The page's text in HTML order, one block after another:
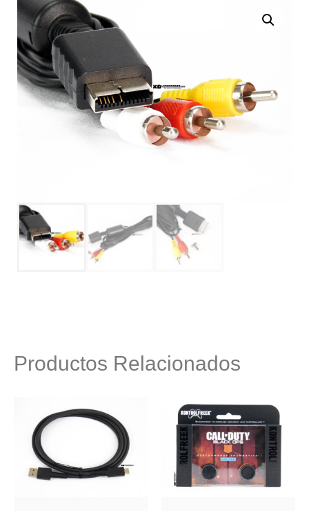
Productos Relacionados